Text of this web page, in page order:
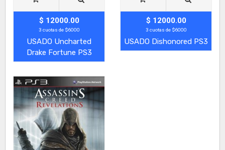
$ 12000.00
3 cuotas de $6000
USADO Uncharted
Drake Fortune PS3
$ 12000.00
3 cuotas de $6000
USADO Dishonored PS3